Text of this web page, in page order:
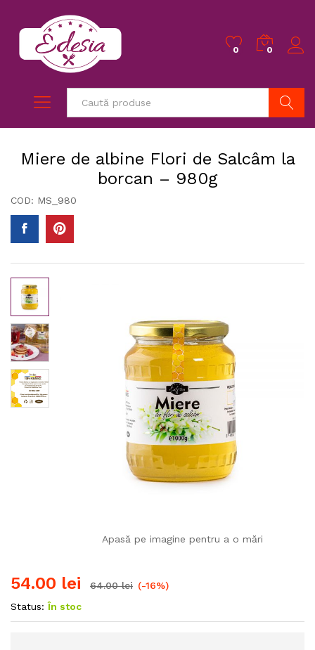
0 0
Miere de albine Flori de Salcâm la
borcan – 980g
COD: MS_980
Apasă pe imagine pentru a o mări
54.00 lei 64.00lei (-16%)
Status: În stoc